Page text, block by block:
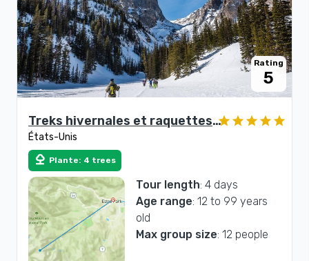
Treks hivernales et raquettes
dans le parc national des
Rocheuses
États-Unis
nature Plante: 4 trees
Tour length: 4 days
Age range: 12 to 99 years
old
Max group size: 12 people
Rating
5